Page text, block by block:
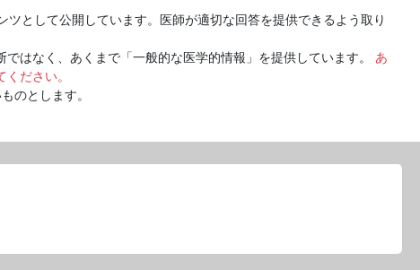
として公開しています。医師が適切な回答を提供できるよう取り
はなく、あくまで「一般的な医学的情報」を提供しています。 あ
ださい。
のとします。